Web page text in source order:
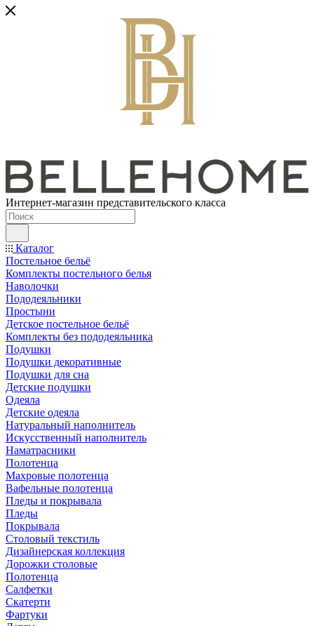
Интернет-магазин представительского класса
Каталог
Постельное бельё
Комплекты постельного белья
Наволочки
Пододеяльники
Простыни
Детское постельное бельё
Комплекты без пододеяльника
Подушки
Подушки декоративные
Подушки для сна
Детские подушки
Одеяла
Детские одеяла
Натуральный наполнитель
Искуcственный наполнитель
Наматрасники
Полотенца
Махровые полотенца
Вафельные полотенца
Пледы и покрывала
Пледы
Покрывала
Столовый текстиль
Дизайнерская коллекция
Дорожки столовые
Полотенца
Салфетки
Скатерти
Фартуки